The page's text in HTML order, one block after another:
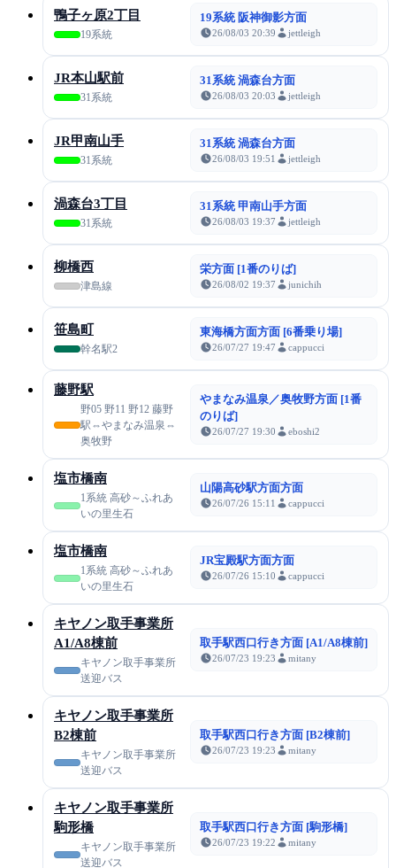
鴨子ヶ原2丁目
19系統
19系統 阪神御影方面
26/08/03 20:39 jettleigh
JR本山駅前
31系統
31系統 渦森台方面
26/08/03 20:03 jettleigh
JR甲南山手
31系統
31系統 渦森台方面
26/08/03 19:51 jettleigh
渦森台3丁目
31系統
31系統 甲南山手方面
26/08/03 19:37 jettleigh
柳橋西
津島線
栄方面 [1番のりば]
26/08/02 19:37 junichih
笹島町
幹名駅2
東海橋方面方面 [6番乗り場]
26/07/27 19:47 cappucci
藤野駅
野05 野11 野12 藤野
駅⇔やまなみ温泉⇔
奥牧野
やまなみ温泉／奥牧野方面 [1番
のりば]
26/07/27 19:30 eboshi2
塩市橋南
1系統 高砂～ふれあ
いの里生石
山陽高砂駅方面方面
26/07/26 15:11 cappucci
塩市橋南
1系統 高砂～ふれあ
いの里生石
JR宝殿駅方面方面
26/07/26 15:10 cappucci
キヤノン取手事業所
A1/A8棟前
キヤノン取手事業所
送迎バス
取手駅西口行き方面 [A1/A8棟前]
26/07/23 19:23 mitany
キヤノン取手事業所
B2棟前
キヤノン取手事業所
送迎バス
取手駅西口行き方面 [B2棟前]
26/07/23 19:23 mitany
キヤノン取手事業所
駒形橋
キヤノン取手事業所
送迎バス
取手駅西口行き方面 [駒形橋]
26/07/23 19:22 mitany